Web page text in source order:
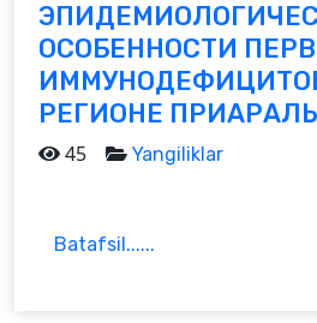
ОСОБЕННОСТИ
РЕГИОНЕ
45 Yangiliklar
Batafsil......